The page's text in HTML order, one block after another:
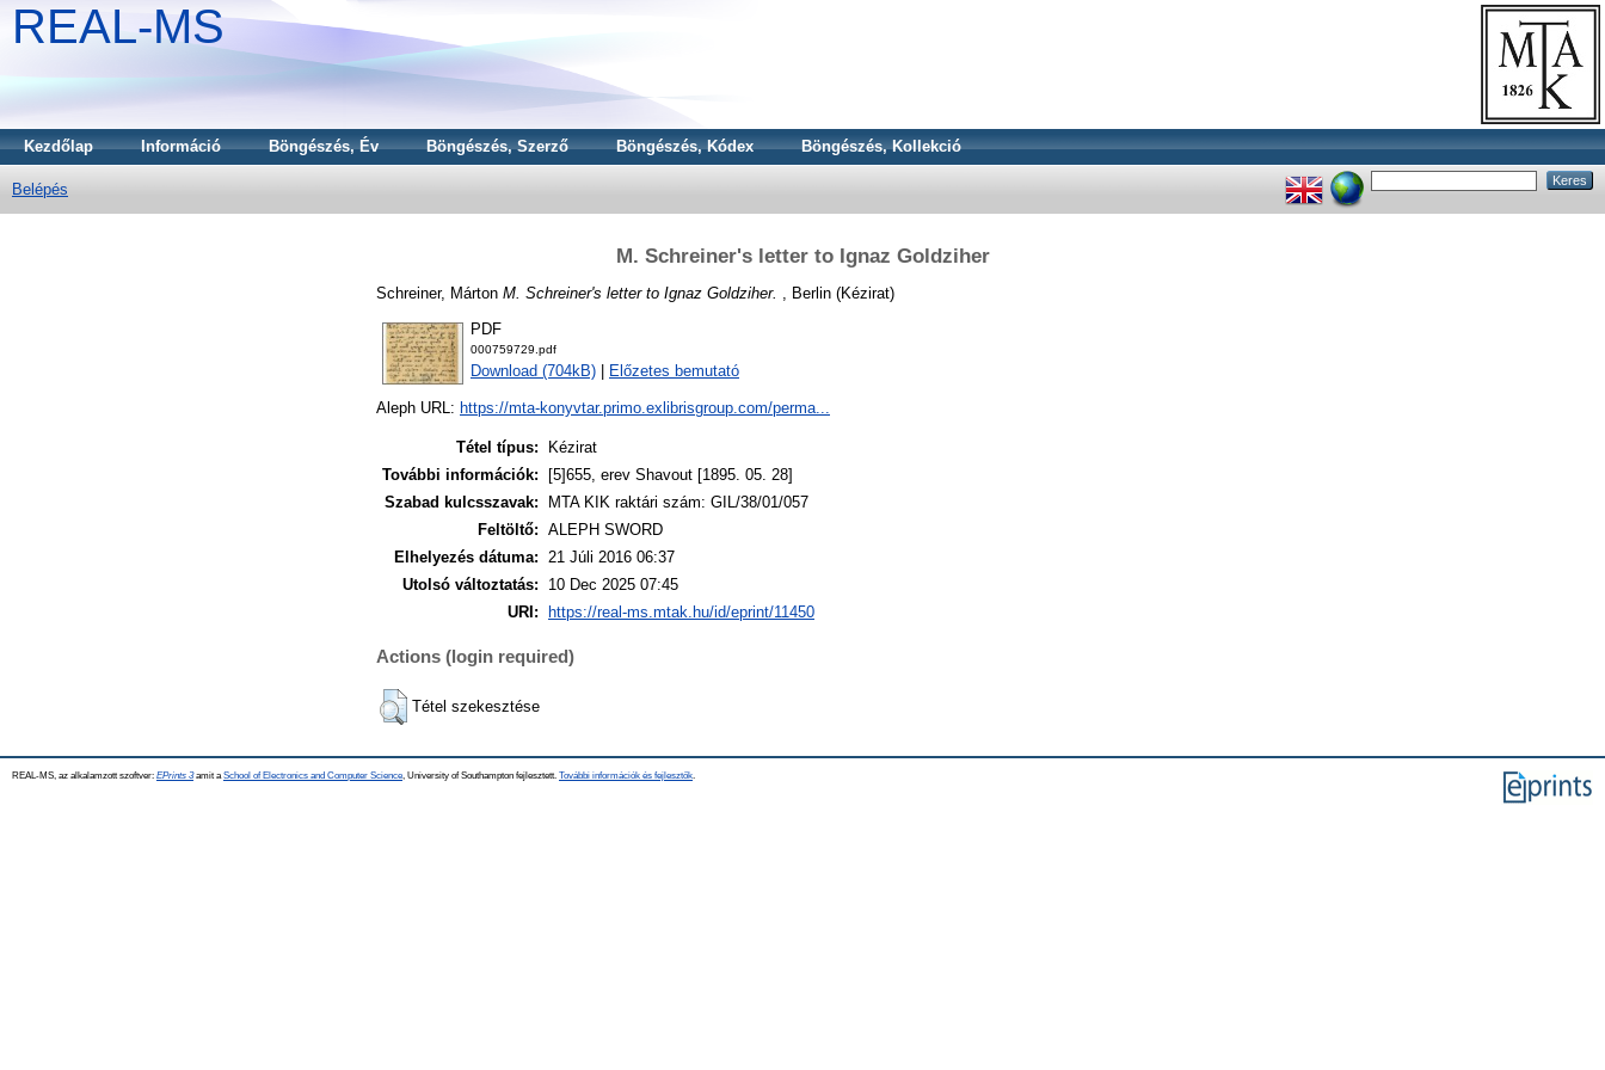
REAL-MS
Kezdőlap Információ Böngészés, Év Böngészés, Szerző Böngészés, Kódex Böngészés, Kollekció
Belépés
M. Schreiner's letter to Ignaz Goldziher
Schreiner, Márton M. Schreiner's letter to Ignaz Goldziher. , Berlin (Kézirat)
PDF
000759729.pdf
Download (704kB) Előzetes bemutató
Aleph URL: https://mta-konyvtar.primo.exlibrisgroup.com/perma...
Tétel típus:
Kézirat
További információk:
[5]655, erev Shavout [1895. 05. 28]
Szabad kulcsszavak:
MTA KIK raktári szám: GIL/38/01/057
Feltöltő: ALEPH SWORD
Elhelyezés dátuma: 21 Júli 2016 06:37
Utolsó változtatás:
10 Dec 2025 07:45
URI:
https://real-ms.mtak.hu/id/eprint/11450
Actions (login required)
Tétel szekesztése
REAL-MS, az alkalamzott szoftver: EPrints 3amit a School of Electronics and Computer Science , University of Southampton fejlesztett. További információk és fejlesztők